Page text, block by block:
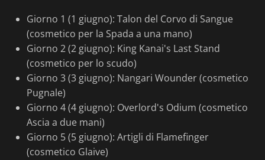
Giorno 1 (1 giugno): Talon del Corvo di Sangue
(cosmetico per la Spada a una mano)
Giorno 2 (2 giugno): King Kanai's Last Stand
(cosmetico per lo scudo)
Giorno 3 (3 giugno): Nangari Wounder (cosmetico
Pugnale)
Giorno 4 (4 giugno): Overlord's Odium (cosmetico
Ascia a due mani)
Giorno 5 (5 giugno): Artigli di Flamefinger
(cosmetico Glaive)